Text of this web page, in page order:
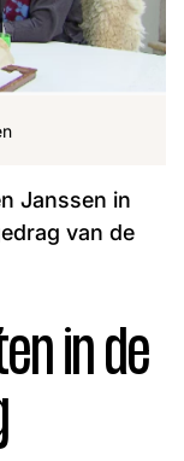
Martijn
Janssen in
van de
in de